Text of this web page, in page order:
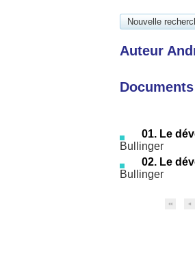
Nouvelle
Auteur
01. Le
Bullinger
02. Le
Bullinger